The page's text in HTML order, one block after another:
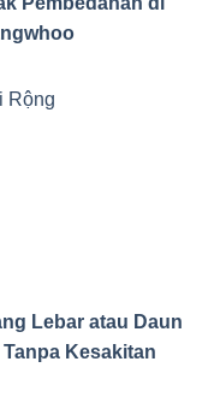
Lebar atau Daun
Kesakitan